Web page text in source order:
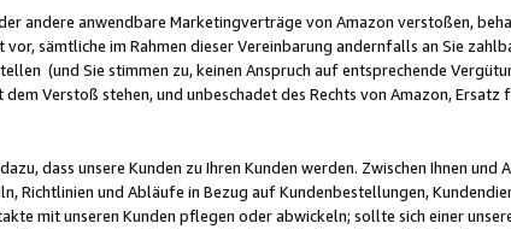
andere anwendbare Marketingverträge von Amazon verstoßen,
vor, sämtliche im Rahmen dieser Vereinbarung andernfalls an Sie
(und Sie stimmen zu, keinen Anspruch auf entsprechende
Verstoß stehen, und unbeschadet des Rechts von Amazon, Ersatz
dass unsere Kunden zu Ihren Kunden werden. Zwischen Ihnen
Richtlinien und Abläufe in Bezug auf Kundenbestellungen,
mit unseren Kunden pflegen oder abwickeln; sollte sich einer